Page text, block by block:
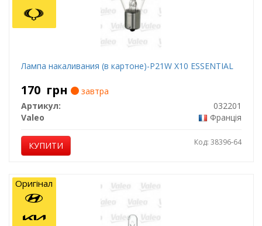
Лампа накаливания (в картоне)-P21W X10 ESSENTIAL
170 грн
завтра
Артикул:
032201
Valeo
Франція
КУПИТИ Код: 38396-64
Оригінал